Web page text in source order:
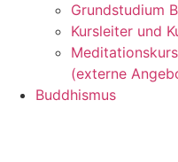
Grundstudium
Kursleiter und
(externe
Buddhismus